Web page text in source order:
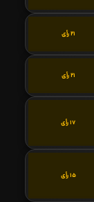
21 رأی
21 رأی
17 رأی
15 رأی